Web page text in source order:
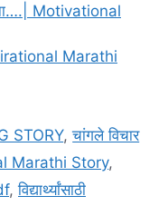
Motivational
Marathi
STORY,चांगले विचार
Marathi Story,
,विद्यार्थ्यांसाठी